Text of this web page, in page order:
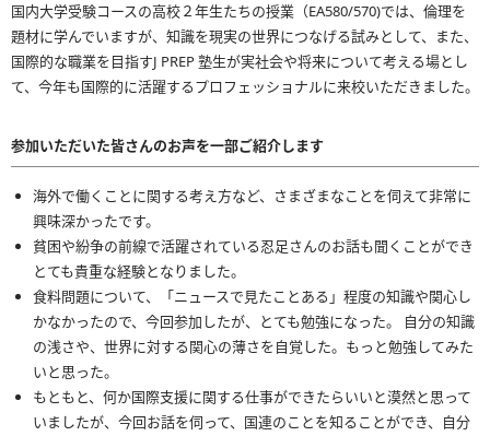
国内大学受験コースの高校２年生たちの授業（EA580/570)では、倫理を
題材に学んでいますが、知識を現実の世界につなげる試みとして、また、
国際的な職業を目指すJ PREP 塾生が実社会や将来について考える場とし
て、今年も国際的に活躍するプロフェッショナルに来校いただきました。
参加いただいた皆さんのお声を一部ご紹介します
海外で働くことに関する考え方など、さまざまなことを伺えて非常に
興味深かったです。
貧困や紛争の前線で活躍されている忍足さんのお話も聞くことができ
とても貴重な経験となりました。
食料問題について、「ニュースで見たことある」程度の知識や関心し
かなかったので、今回参加したが、とても勉強になった。 自分の知識
の浅さや、世界に対する関心の薄さを自覚した。もっと勉強してみた
いと思った。
もともと、何か国際支援に関する仕事ができたらいいと漠然と思って
いましたが、今回お話を伺って、国連のことを知ることができ、自分